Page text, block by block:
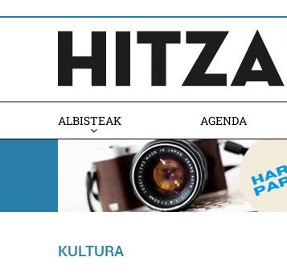
ALBISTEAK AGENDA
KULTURA